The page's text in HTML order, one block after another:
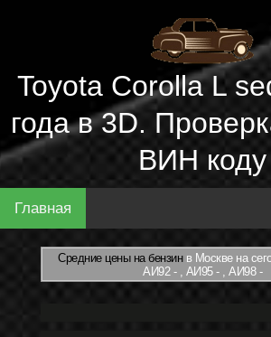
Toyota Corolla L
года в 3D.
ВИН коду
Главная
Средние цены на бензинв Москве на
АИ92 - , АИ95 - , АИ98 -